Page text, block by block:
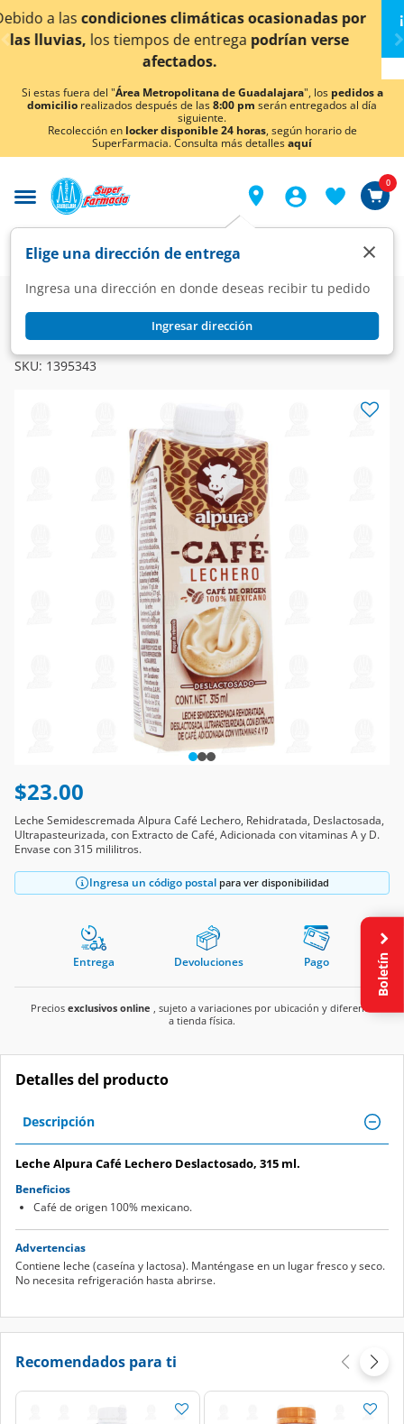
< div class="carousel-inner">
ocasionadas por
podrían verse
¡Ahora también en
conocer
Si estas fuera del "Área Metropolitana de Guadalajara", los pedidos a
domicilio realizados después de las8:00 pm serán entregados al día
siguiente.
Recolección en locker disponible 24 horas, según horario de
SuperFarmacia. Consulta más detallesaquí
Elige una dirección de entrega
Ingresa una dirección en donde deseas recibir tu pedido
Ingresar dirección
×
0
Super Alimentos Lácteos Bebidas Preparadas
Leche Alpura Café Lechero Deslactosado, 315 ml.
SKU: 1395343
$23.00
Leche Semidescremada Alpura Café Lechero, Rehidratada, Deslactosada,
Ultrapasteurizada, con Extracto de Café, Adicionada con vitaminas A y D.
Envase con 315 mililitros.
Ingresa un código postal para ver disponibilidad
Entrega Devoluciones Pago
Precios exclusivos online , sujeto a variaciones por ubicación y diferente
a tienda física.
Detalles del producto
Descripción
Leche Alpura Café Lechero Deslactosado, 315 ml.
Beneficios
Café de origen 100% mexicano.
Advertencias
Contiene leche (caseína y lactosa). Manténgase en un lugar fresco y seco.
No necesita refrigeración hasta abrirse.
Recomendados para ti
Boletín